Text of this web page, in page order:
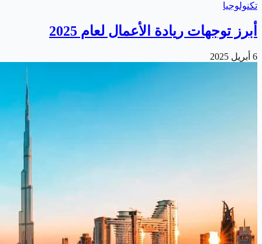
تكنولوجيا
أبرز توجهات ريادة الأعمال لعام 2025
6 أبريل 2025